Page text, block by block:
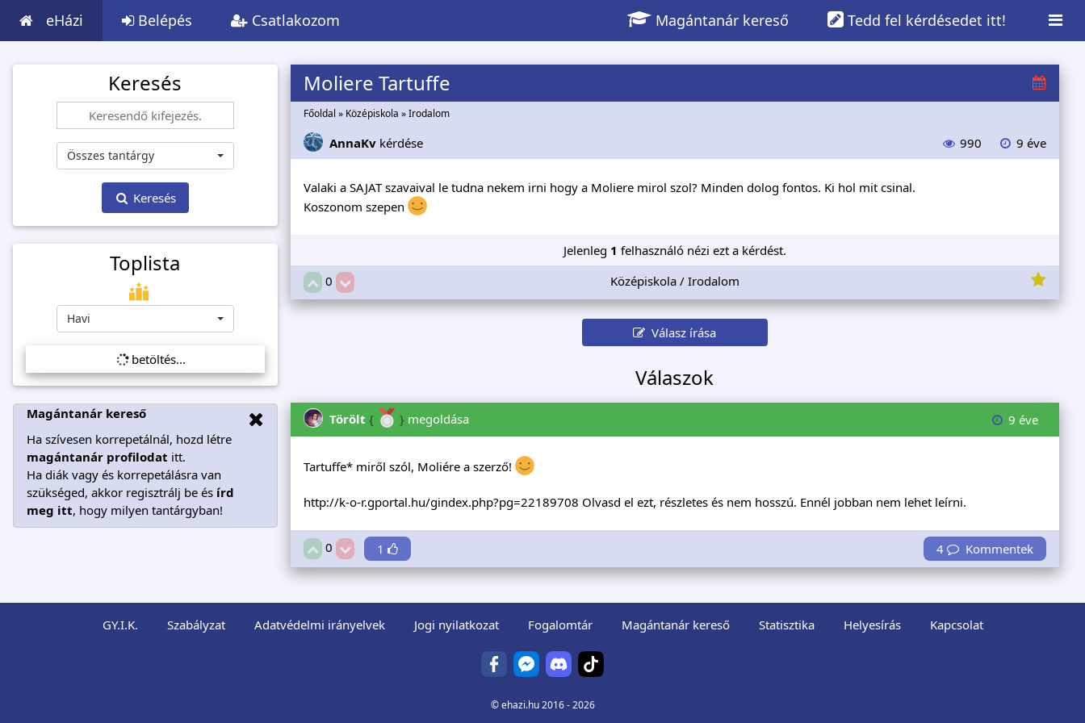
eHázi Belépés Csatlakozom Tedd fel kérdésedet itt!
Magántanár kereső
Keresés
Összes tantárgy
Keresés
Toplista
Havi
betöltés...
Magántanár kereső
Ha szívesen korrepetálnál, hozd létre
magántanár profilodat itt.
Ha diák vagy és korrepetálásra van
szükséged, akkor regisztrálj be és írd
meg itt, hogy milyen tantárgyban!
Moliere Tartuffe
Főoldal » Középiskola »Irodalom
AnnaKv kérdése 990 9 éve
Valaki a SAJAT szavaival le tudna nekem irni hogy a Moliere mirol szol? Minden dolog fontos. Ki hol mit csinal.
Koszonom szepen
Jelenleg 1 felhasználó nézi ezt a kérdést.
0
Középiskola / Irodalom
Válasz írása
Válaszok
Törölt { }megoldása 9 éve
Tartuffe* miről szól, Moliére a szerző!
http://k-o-r.gportal.hu/gindex.php?pg=22189708 Olvasd el ezt, részletes és nem hosszú. Ennél jobban nem lehet leírni.
0 1 4 Kommentek
GY.I.K. Szabályzat Adatvédelmi irányelvek Jogi nyilatkozat Fogalomtár Magántanár kereső Statisztika Helyesírás Kapcsolat
©ehazi.hu2016 - 2026